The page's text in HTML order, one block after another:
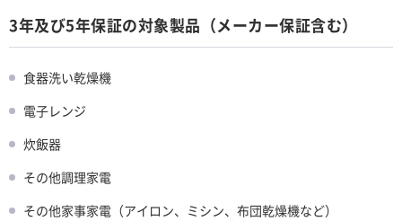
3年及び5年保証の対象製品（メーカー保証含む）
食器洗い乾燥機
電子レンジ
炊飯器
その他調理家電
その他家事家電（アイロン、ミシン、布団乾燥機など）